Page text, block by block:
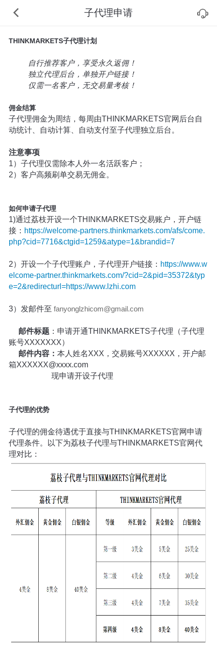
子代理申请
THINKMARKETS子代理计划
自行推荐客户，享受永久返佣！
独立代理后台，单独开户链接！
仅需一名客户，无交易量考核！
佣金结算
子代理佣金为周结，每周由THINKMARKETS官网后台自
动统计、自动计算、自动支付至子代理独立后台。
注意事项
1）子代理仅需除本人外一名活跃客户；
2）客户高频刷单交易无佣金。
如何申请子代理
1)通过荔枝开设一个THINKMARKETS交易账户，开户链
接： https://welcome-partners.thinkmarkets.com/afs/come.
php?cid=7716&ctgid=1259&atype=1&brandid=7
2）开设一个子代理账户，子代理开户链接： https://www.w
elcome-partner.thinkmarkets.com/?cid=2&pid=35372&typ
e=2&redirecturl=https://www.lzhi.com
3）发邮件至 fanyonglzhicom@gmail.com
邮件标题：申请开通THINKMARKETS子代理（子代理
账号XXXXXXX）
邮件内容： 本人姓名XXX，交易账号XXXXXX，开户邮
箱XXXXXX@xxxx.com
现申请开设子代理
子代理的优势
子代理的佣金待遇优于直接与THINKMARKETS官网申请
代理条件。以下为荔枝子代理与THINKMARKETS官网代
理对比：